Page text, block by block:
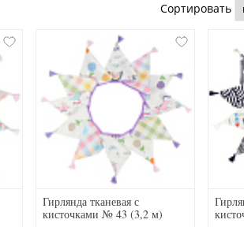
Сортировать
Гирлянда тканевая с
кисточками № 43 (3,2 м)